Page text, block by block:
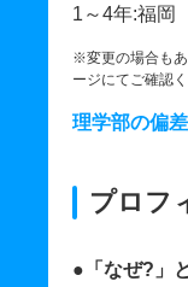
1～4年:福岡
※変更の場合も
ージにてご確認く
理学部の偏
プロフ
●「なぜ?」